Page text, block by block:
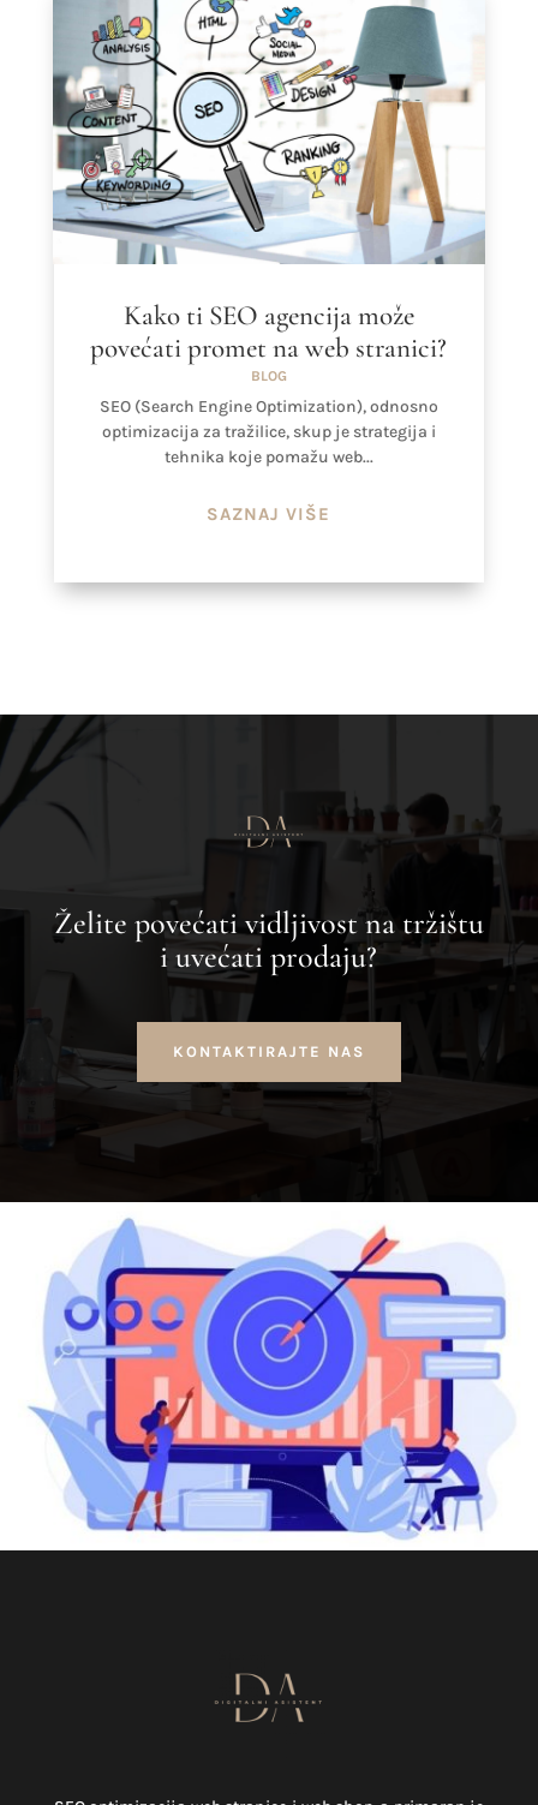
Kako ti SEO agencija može
povećati promet na web stranici?
BLOG
SEO (Search Engine Optimization), odnosno
optimizacija za tražilice, skup je strategija i
tehnika koje pomažu web...
SAZNAJ VIŠE
Želite povećati vidljivost na tržištu
i uvećati prodaju?
KONTAKTIRAJTE NAS